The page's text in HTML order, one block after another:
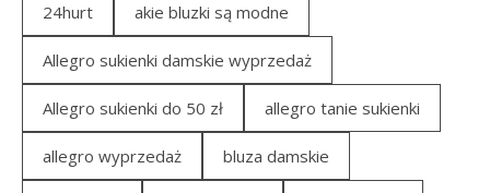
24hurt akie bluzki są modne
Allegro sukienki damskie wyprzedaż
Allegro sukienki do 50 zł allegro tanie sukienki
allegro wyprzedaż bluza damskie